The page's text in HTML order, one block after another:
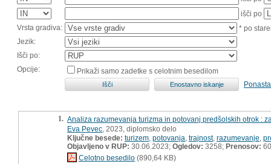
išči po
Vrsta gradiva:
* po
Jezik:
Išči po:
Opcije:
Prikaži samo zadetke s celotnim besedilom
1. Analiza razumevanja turizma in potovanj predšolskih otrok :
Eva Pevec , 2023, diplomsko delo
Ključne besede: turizem potovanja trajnost, razumevanje
Objavljeno v RUP: 30.06.2023; Ogledov: 3258; Prenosov: 60
Celotno besedilo (890,64 KB)